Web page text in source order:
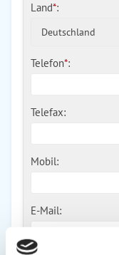
Land*:
Deutschland
Telefon*:
Telefax:
Mobil:
E-Mail: